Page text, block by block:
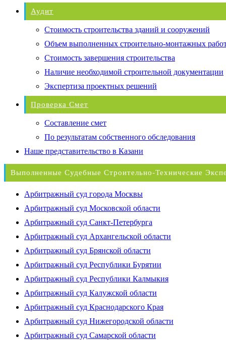
Аудит
Стоимость строительства зданий и сооружений
Объем выполненных строительно-монтажных
Стоимость завершения строительства
Наличие необходимой строительной документации
Экспертиза проектных решений
Проверка Смет
Составление смет
По результатам собственного обследования
Наше представительство в Казани
Выполненные Судебные Строительно-Технические
Арбитражный суд города Москвы
Арбитражный суд Московской области
Арбитражный суд Санкт-Петербурга
Арбитражный суд Архангельской области
Арбитражный суд Брянской области
Арбитражный суд Республики Бурятии
Арбитражный суд Республики Калмыкия
Арбитражный суд Калужской области
Арбитражный суд Краснодарского Края
Арбитражный суд Нижегородской области
Арбитражный суд Самарской области